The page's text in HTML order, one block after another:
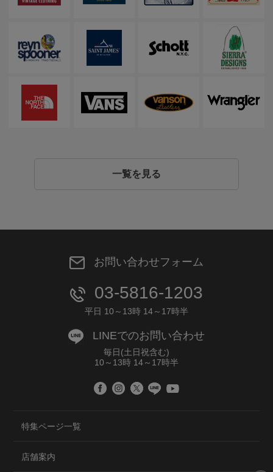
一覧を見る
お問い合わせフォーム
03-5816-1203
平日 10～13時 14～17時半
LINEでのお問い合わせ
毎日(土日祝含む)
10～13時 14～17時半
特集ページ一覧
店舗案内